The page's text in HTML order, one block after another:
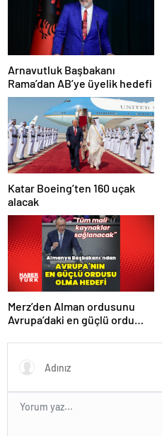
Arnavutluk Başbakanı
Rama’dan AB’ye üyelik hedefi
Katar Boeing’ten 160 uçak
alacak
Merz’den Alman ordusunu
Avrupa’daki en güçlü ordu